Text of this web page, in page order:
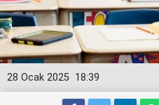
18:39
28 Ocak 2025